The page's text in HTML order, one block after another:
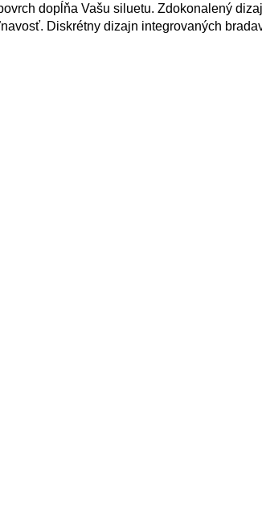
dopĺňa Vašu siluetu. Zdokonalený
Diskrétny dizajn integrovaných